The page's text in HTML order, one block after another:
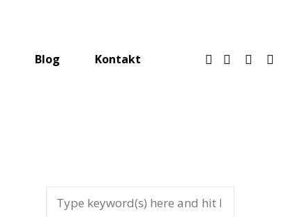
Blog Kontakt